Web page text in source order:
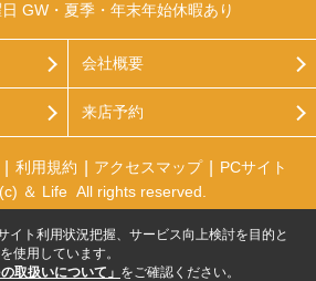
GW・夏季・年末年始休暇あり
会社概要
来店予約
利用規約 アクセスマップ
PCサイト
＆ Life All rights reserved.
イト利用状況把握、サービス向上検討を目的と
使用しています。
取扱いについて」 をご確認ください。